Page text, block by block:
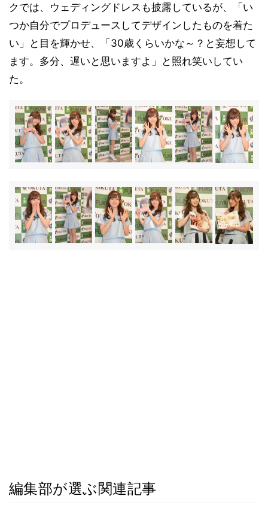
クでは、ウェディングドレスも披露しているが、「い
つか自分でプロデュースしてデザインしたものを着た
い」と目を輝かせ、「30歳くらいかな～？と妄想して
ます。多分、遅いと思いますよ」と照れ笑いしてい
た。
編集部が選ぶ関連記事